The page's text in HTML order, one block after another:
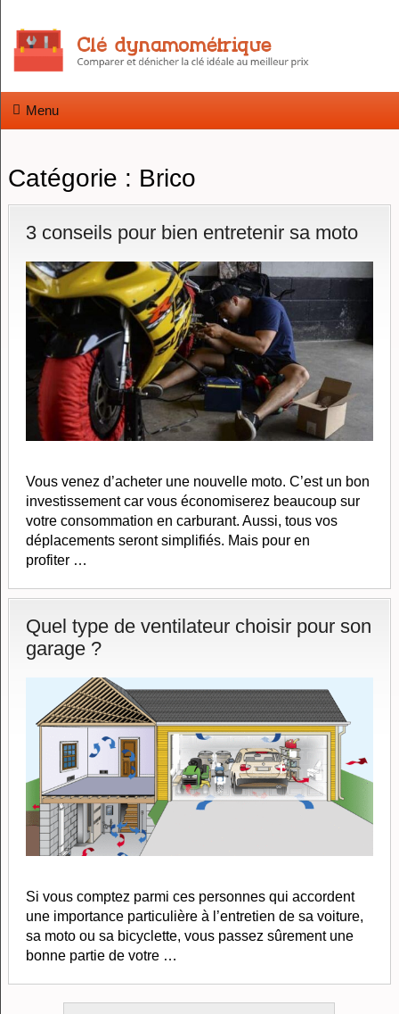
Menu
Catégorie : Brico
3 conseils pour bien entretenir sa moto
Vous venez d’acheter une nouvelle moto. C’est un bon
investissement car vous économiserez beaucoup sur
votre consommation en carburant. Aussi, tous vos
déplacements seront simplifiés. Mais pour en
profiter …
Quel type de ventilateur choisir pour son
garage ?
Si vous comptez parmi ces personnes qui accordent
une importance particulière à l’entretien de sa voiture,
sa moto ou sa bicyclette, vous passez sûrement une
bonne partie de votre …